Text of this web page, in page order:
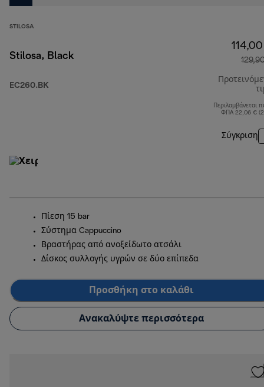
STILOSA
Stilosa, Black
EC260.BK
Περιλαμβάνεται
ΦΠΑ 22,06 €
Σύγκριση
Πίεση 15 bar
Σύστημα Cappuccino
Βραστήρας από ανοξείδωτο ατσάλι
Δίσκος συλλογής υγρών σε δύο επίπεδα
Προσθήκη στο καλάθι
Ανακαλύψτε περισσότερα